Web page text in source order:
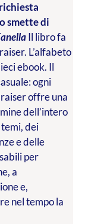
smette di
Il libro fa
L’alfabeto
ebook. Il
ogni
offre una
dell’intero
dei
e delle
per
a
e,
nel tempo la